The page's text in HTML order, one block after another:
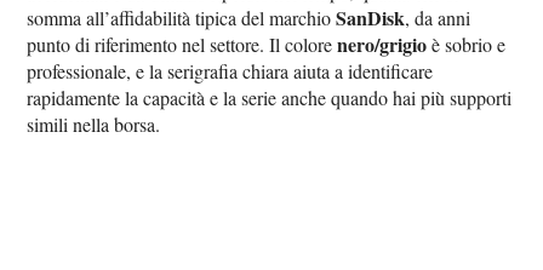
somma all’affidabilità tipica del marchioSanDisk, da anni
punto di riferimento nel settore. Il colorenero/grigioè sobrio e
professionale, e la serigrafia chiara aiuta a identificare
rapidamente la capacità e la serie anche quando hai più supporti
simili nella borsa.